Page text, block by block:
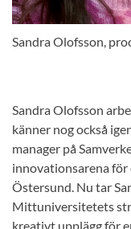
Sandra Olofsson,
Sandra Olofsson
känner nog också
manager på
innovationsarena
Östersund. Nu tar
Mittuniversitetets
kreativt upplägg för